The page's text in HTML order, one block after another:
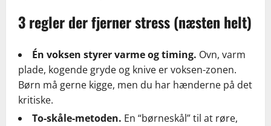
3 regler der fjerner stress (næsten helt)
Én voksen styrer varme og timing. Ovn, varm
plade, kogende gryde og knive er voksen-zonen.
Børn må gerne kigge, men du har hænderne på det
kritiske.
To-skåle-metoden. En “børneskål” til at røre,